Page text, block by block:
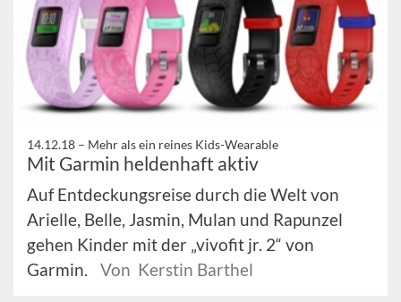
14.12.18 – Mehr als ein reines Kids-Wearable
Mit Garmin heldenhaft aktiv
Auf Entdeckungsreise durch die Welt von
Arielle, Belle, Jasmin, Mulan und Rapunzel
gehen Kinder mit der „vivofit jr. 2“ von
Garmin.
Von Kerstin Barthel